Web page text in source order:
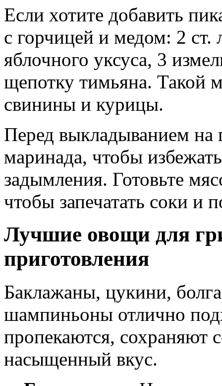
Если хотите добавить
с горчицей и медом: 2 ст.
яблочного уксуса, 3
щепотку тимьяна. Такой
свинины и курицы.
Перед выкладыванием на
маринада, чтобы
задымления. Готовьте
чтобы запечатать соки и
Лучшие овощи для
приготовления
Баклажаны, цукини,
шампиньоны отлично
пропекаются, сохраняют
насыщенный вкус.